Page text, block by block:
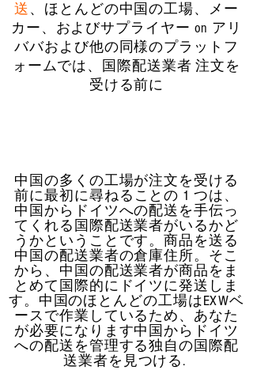
送、ほとんどの中国の工場、メー
カー、およびサプライヤー on アリ
ババおよび他の同様のプラットフ
ォームでは、
国際配送業者 注文を
受ける前に
中国の多くの工場が注文を受ける
前に最初に尋ねることの 1 つは、
中国からドイツへの配送を手伝っ
てくれる国際配送業者がいるかど
うかということです。商品を送る
中国の配送業者の倉庫住所。そこ
から、中国の配送業者が商品をま
とめて国際的にドイツに発送しま
す。中国のほとんどの工場はEXWベ
ースで作業しているため、あなた
が必要になります中国からドイツ
への配送を管理する独自の国際配
送業者を見つける.